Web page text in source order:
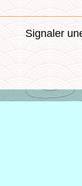
Signaler